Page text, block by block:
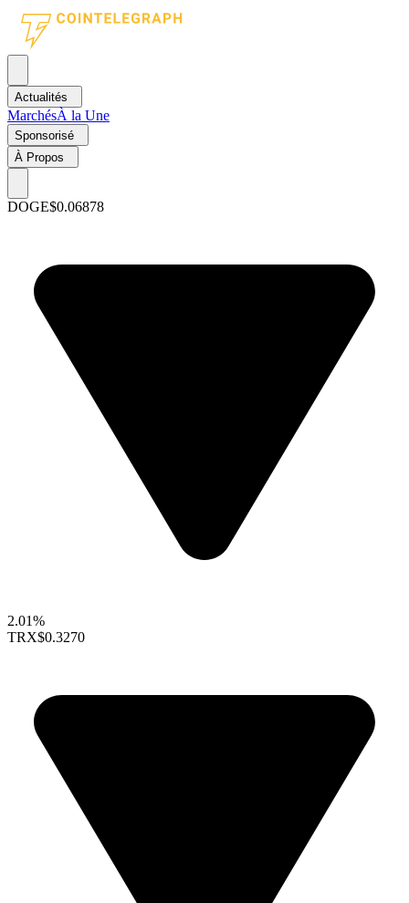
Actualités
MarchésÀ la Une
Sponsorisé
À Propos
DOGE$0.06878
2.01%
TRX$0.3270